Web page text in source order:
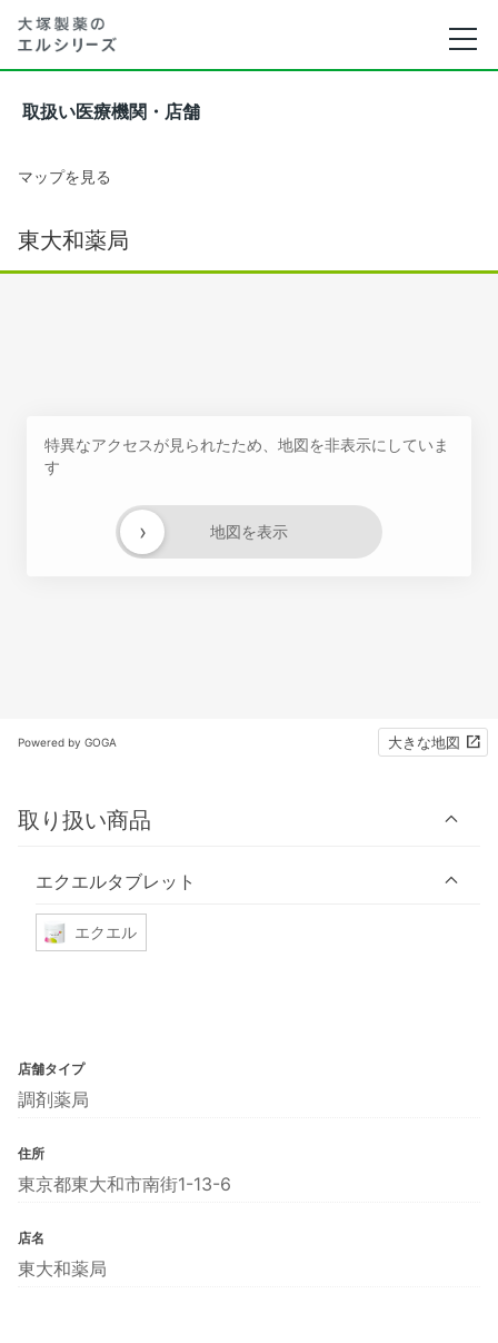
取扱い医療機関・店舗
マップを見る
東大和薬局
特異なアクセスが見られたため、地図を非表示にしていま
す
地図を表示
›
Powered by GOGA 大きな地図
取り扱い商品
エクエルタブレット
エクエル
店舗タイプ
調剤薬局
住所
東京都東大和市南街1-13-6
店名
東大和薬局